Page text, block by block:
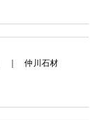
｜ 仲川石材